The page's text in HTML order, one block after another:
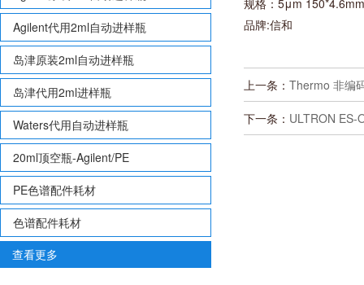
Agilent代用2ml自动进样瓶
岛津原装2ml自动进样瓶
岛津代用2ml进样瓶
Waters代用自动进样瓶
20ml顶空瓶-Agilent/PE
PE色谱配件耗材
色谱配件耗材
查看更多
规格：5μm
品牌:信和
上一条： Thermo 非编
下一条： ULTRON ES-